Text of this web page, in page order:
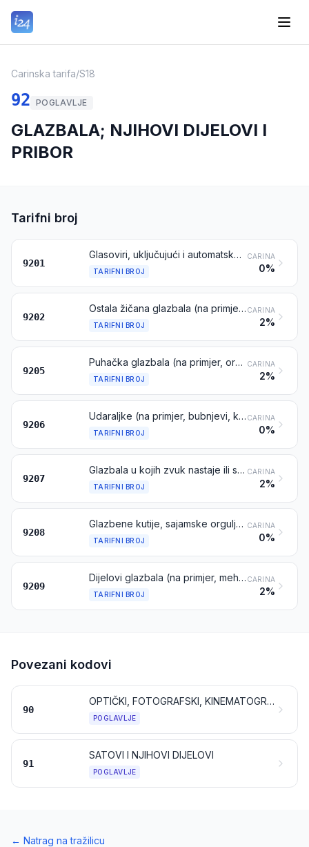
Carinska tarifa/S18
92 POGLAVLJE
GLAZBALA; NJIHOVI DIJELOVI I
PRIBOR
Tarifni broj
9201
Glasoviri, uključujući i automatske glasovire; čembala i ostala klavijaturna glazbala sa žicama
TARIFNI BROJ
CARINA
0%
9202
Ostala žičana glazbala (na primjer, gitare, violine, harfe)
TARIFNI BROJ
CARINA
2%
9205
Puhačka glazbala (na primjer, orgulje s klavijaturom, harmonike, klarineti, trube, gajde), osim sajamskih orgulja i mehaničkih uličnih orgulja
TARIFNI BROJ
CARINA
2%
9206
Udaraljke (na primjer, bubnjevi, ksilofoni, činele, kastanjete, marakasi)
TARIFNI BROJ
CARINA
0%
9207
Glazbala u kojih zvuk nastaje ili se mora pojačavati električki (na primjer, orgulje, gitare, harmonike)
TARIFNI BROJ
CARINA
2%
9208
Glazbene kutije, sajamske orgulje, mehaničke ulične orgulje, mehaničke ptice pjevice, glazbene pile i ostala glazbala, neuključena niti u jedan drugi tarifni broj ovog poglavlja; zviždaljke za mamljenje svih vrsta; zviždaljke, rogovi za dozivanje i ostali usni puhački signalni instrumenti
TARIFNI BROJ
CARINA
0%
9209
Dijelovi glazbala (na primjer, mehanizmi za glazbene kutije) i pribor (na primjer, kartice, diskovi i valjci za mehanička glazbala); metronomi, vilice i pisci za ugađanje svih vrsta
TARIFNI BROJ
CARINA
2%
Povezani kodovi
90
OPTIČKI, FOTOGRAFSKI, KINEMATOGRAFSKI, MJERNI, KONTROLNI, ISPITNI, MEDICINSKI ILI KIRURŠKI INSTRUMENTI I APARATI; NJIHOVI DIJELOVI I PRIBOR
POGLAVLJE
91
SATOVI I NJIHOVI DIJELOVI
POGLAVLJE
← Natrag na tražilicu